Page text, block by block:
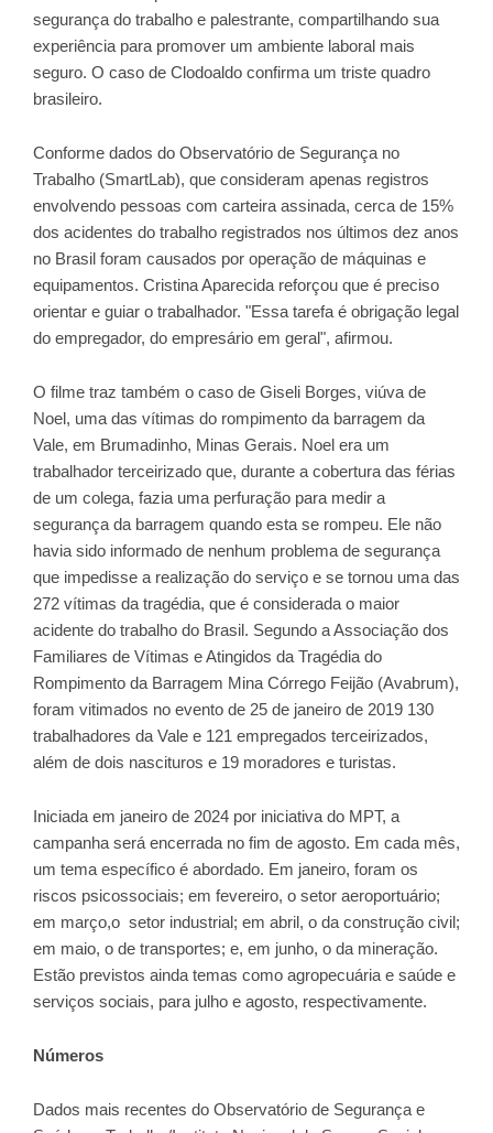
segurança do trabalho e palestrante, compartilhando sua
experiência para promover um ambiente laboral mais
seguro. O caso de Clodoaldo confirma um triste quadro
brasileiro.
Conforme dados do Observatório de Segurança no
Trabalho (SmartLab), que consideram apenas registros
envolvendo pessoas com carteira assinada, cerca de 15%
dos acidentes do trabalho registrados nos últimos dez anos
no Brasil foram causados por operação de máquinas e
equipamentos. Cristina Aparecida reforçou que é preciso
orientar e guiar o trabalhador. "Essa tarefa é obrigação legal
do empregador, do empresário em geral", afirmou.
O filme traz também o caso de Giseli Borges, viúva de
Noel, uma das vítimas do rompimento da barragem da
Vale, em Brumadinho, Minas Gerais. Noel era um
trabalhador terceirizado que, durante a cobertura das férias
de um colega, fazia uma perfuração para medir a
segurança da barragem quando esta se rompeu. Ele não
havia sido informado de nenhum problema de segurança
que impedisse a realização do serviço e se tornou uma das
272 vítimas da tragédia, que é considerada o maior
acidente do trabalho do Brasil. Segundo a Associação dos
Familiares de Vítimas e Atingidos da Tragédia do
Rompimento da Barragem Mina Córrego Feijão (Avabrum),
foram vitimados no evento de 25 de janeiro de 2019 130
trabalhadores da Vale e 121 empregados terceirizados,
além de dois nascituros e 19 moradores e turistas.
Iniciada em janeiro de 2024 por iniciativa do MPT, a
campanha será encerrada no fim de agosto. Em cada mês,
um tema específico é abordado. Em janeiro, foram os
riscos psicossociais; em fevereiro, o setor aeroportuário;
em março,o setor industrial; em abril, o da construção civil;
em maio, o de transportes; e, em junho, o da mineração.
Estão previstos ainda temas como agropecuária e saúde e
serviços sociais, para julho e agosto, respectivamente.
Números
Dados mais recentes do Observatório de Segurança e